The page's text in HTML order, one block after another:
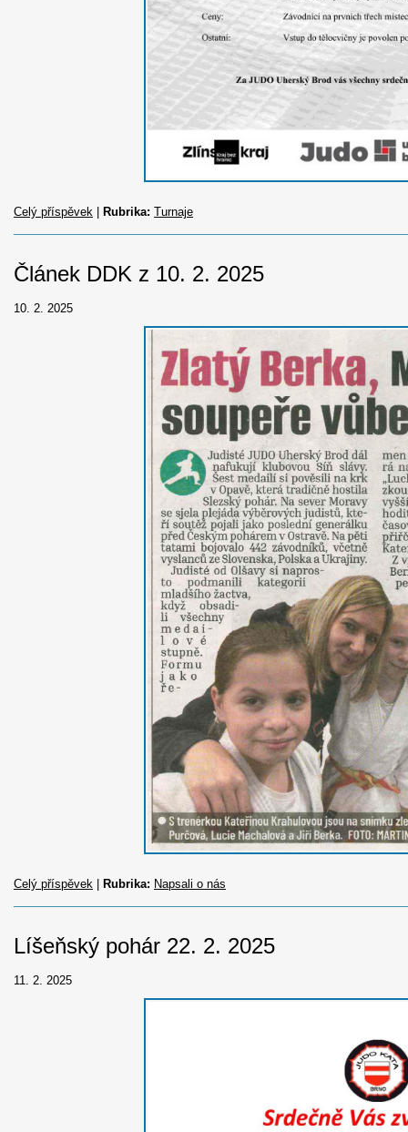
Celý příspěvek Rubrika: Turnaje
Článek DDK z 10. 2. 2025
10. 2. 2025
Celý příspěvek Rubrika: Napsali o nás
Líšeňský pohár 22. 2. 2025
11. 2. 2025